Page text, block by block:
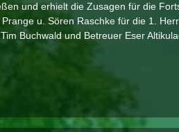
und erhielt die Zusagen für die
u. Sören Raschke für die 1.
Buchwald und Betreuer Eser